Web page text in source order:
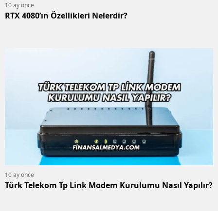
10 ay önce
RTX 4080’ın Özellikleri Nelerdir?
10 ay önce
Türk Telekom Tp Link Modem Kurulumu Nasıl Yapılır?